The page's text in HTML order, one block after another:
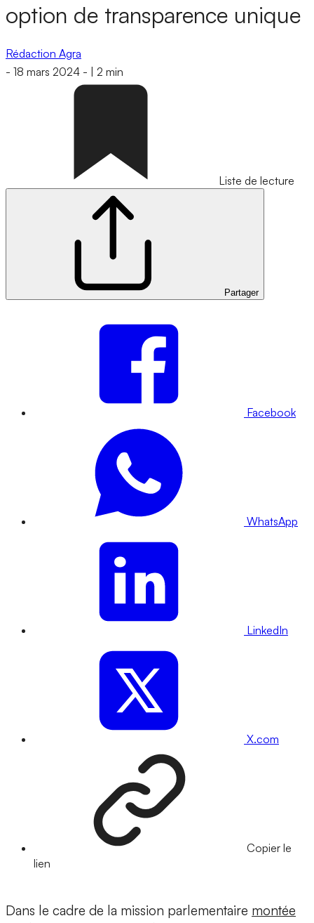
option de transparence unique
Rédaction Agra
- 18 mars 2024 - 2 min
Liste de lecture
Partager
Facebook
WhatsApp
LinkedIn
X.com
Copier le
lien
Dans le cadre de la mission parlementaire montée